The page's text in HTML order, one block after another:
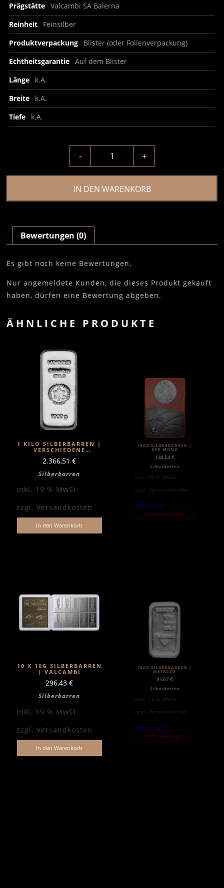
Prägstätte Valcambi SA Balerna
Reinheit
Feinsilber
Produktverpackung
Blister (oder Folienverpackung)
Echtheitsgarantie Auf dem Blister
Länge
k.A.
Breite
k.A.
Tiefe
k.A.
- +
IN DEN WARENKORB
Bewertungen (0)
Es gibt noch keine Bewertungen.
Nur angemeldete Kunden, die dieses Produkt gekauft
haben, dürfen eine Bewertung abgeben.
ÄHNLICHE PRODUKTE
1 KILO SILBERBARREN |
VERSCHIEDENE
2.366,51 €
Silberbarren
inkl. 19 % MwSt.
zzgl. Versandkosten
In den Warenkorb
100G SILBERBARREN |
DER MOND
144,54€
Silberbarren
inkl. 19 % MwSt.
zzgl. Versandkosten
Weiterlesen
Nicht auf Lager
10 X 10G SILBERBARREN
| VALCAMBI
296,43 €
Silberbarren
inkl. 19 % MwSt.
zzgl. Versandkosten
In den Warenkorb
100G SILBERBARREN |
METALOR
91,07€
Silberbarren
inkl. 19 % MwSt.
zzgl. Versandkosten
Weiterlesen
Nicht auf Lager